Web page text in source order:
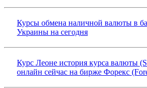
Курсы обмена наличной валюты в
Украины на сегодня
Курс Леоне история курса валюты
онлайн сейчас на бирже Форекс